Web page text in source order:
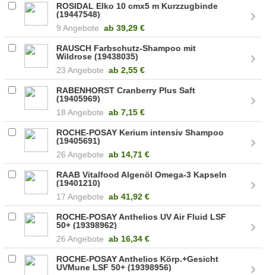
ROSIDAL Elko 10 cmx5 m Kurzzugbinde
(19447548)
9 Angebote ab 39,29 €
RAUSCH Farbschutz-Shampoo mit
Wildrose (19438035)
23 Angebote ab 2,55 €
RABENHORST Cranberry Plus Saft
(19405969)
18 Angebote ab 7,15 €
ROCHE-POSAY Kerium intensiv Shampoo
(19405691)
26 Angebote ab 14,71 €
RAAB Vitalfood Algenöl Omega-3 Kapseln
(19401210)
17 Angebote ab41,92 €
ROCHE-POSAY Anthelios UV Air Fluid LSF
50+ (19398962)
26 Angebote ab 16,34 €
ROCHE-POSAY Anthelios Körp.+Gesicht
UVMune LSF 50+ (19398956)